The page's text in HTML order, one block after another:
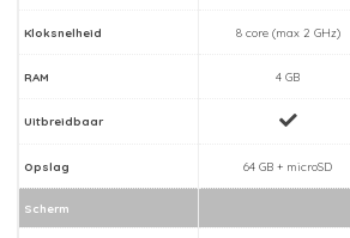
Kloksnelheid 8 core (max 2 GHz)
RAM 4 GB
Uitbreidbaar
Opslag 64 GB + microSD
Scherm